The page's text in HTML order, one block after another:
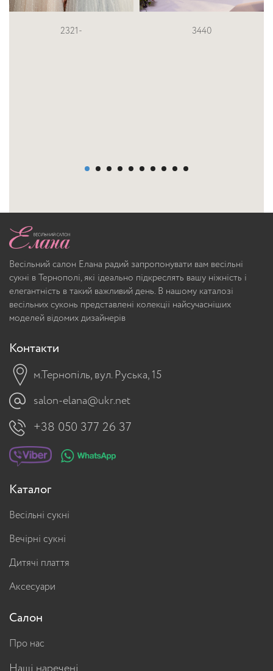
Весільний салон Елана радий запропонувати вам весільні
сукні в Тернополі, які ідеально підкреслять вашу ніжність і
елегантність в такий важливий день. В нашому каталозі
весільних суконь представлені колекції найсучасніших
моделей відомих дизайнерів
Контакти
м.Тернопіль, вул. Руська, 15
salon-elana@ukr.net
+38 050 377 26 37
Каталог
Весільні сукні
Вечірні сукні
Дитячі плаття
Аксесуари
Салон
Про нас